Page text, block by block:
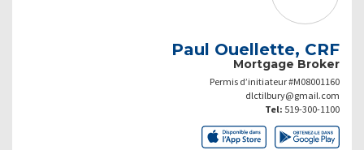
Paul Ouellette, CRF
Mortgage Broker
Permis d’initiateur #M08001160
dlctilbury@gmail.com
Tel: 519-300-1100